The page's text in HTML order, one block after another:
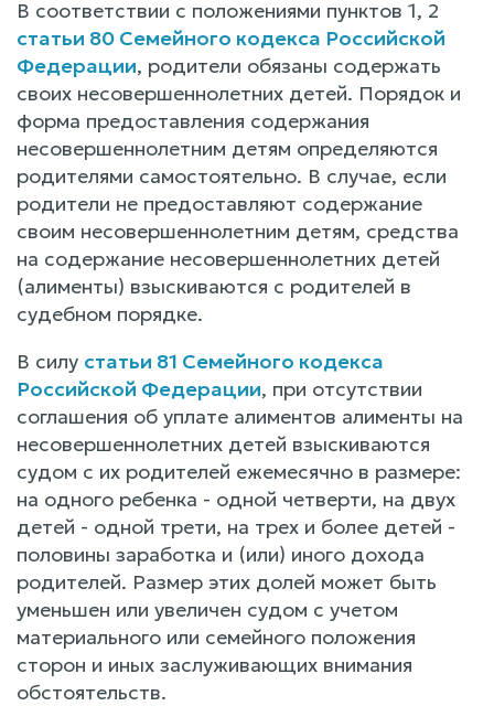
В соответствии с положениями пунктов 1, 2
статьи 80 Семейного кодекса Российской
Федерации, родители обязаны содержать
своих несовершеннолетних детей. Порядок и
форма предоставления содержания
несовершеннолетним детям определяются
родителями самостоятельно. В случае, если
родители не предоставляют содержание
своим несовершеннолетним детям, средства
на содержание несовершеннолетних детей
(алименты) взыскиваются с родителей в
судебном порядке.
В силу статьи 81 Семейного кодекса
Российской Федерации, при отсутствии
соглашения об уплате алиментов алименты на
несовершеннолетних детей взыскиваются
судом с их родителей ежемесячно в размере:
на одного ребенка - одной четверти, на двух
детей - одной трети, на трех и более детей -
половины заработка и (или) иного дохода
родителей. Размер этих долей может быть
уменьшен или увеличен судом с учетом
материального или семейного положения
сторон и иных заслуживающих внимания
обстоятельств.